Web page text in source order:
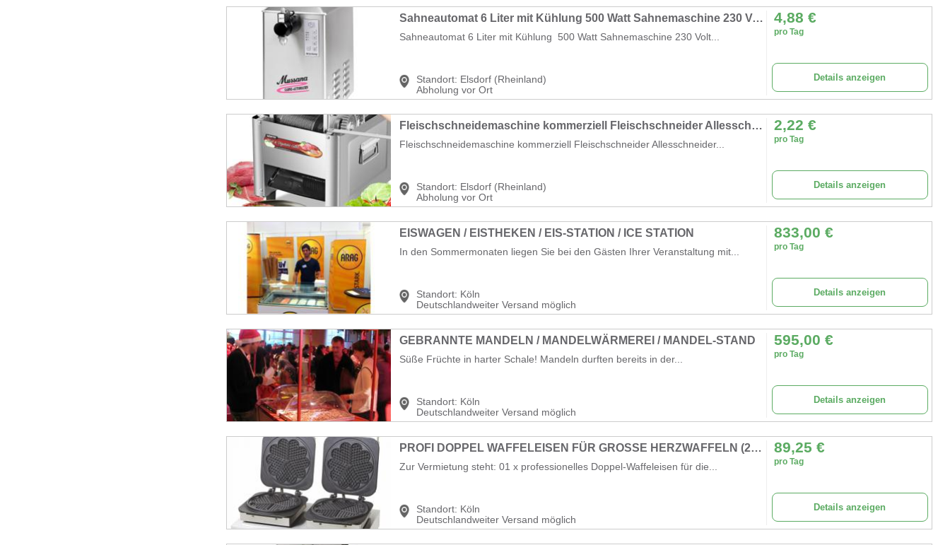
Sahneautomat 6 Liter mit Kühlung 500 Watt Sahnemaschine 230 Volt Profigerät Gastronomie 90 L/h
Sahneautomat 6 Liter mit Kühlung 500 Watt Sahnemaschine 230 Volt...
Standort: Elsdorf (Rheinland)
Abholung vor Ort
4,88 €
pro Tag
Details anzeigen
Fleischschneidemaschine kommerziell Fleischschneider Allesschneider schneiden zerteilen und würfeln
Fleischschneidemaschine kommerziell Fleischschneider Allesschneider...
Standort: Elsdorf (Rheinland)
Abholung vor Ort
2,22 €
pro Tag
Details anzeigen
EISWAGEN / EISTHEKEN / EIS-STATION / ICE STATION
In den Sommermonaten liegen Sie bei den Gästen Ihrer Veranstaltung mit...
Standort: Köln
Deutschlandweiter Versand möglich
833,00 €
pro Tag
Details anzeigen
GEBRANNTE MANDELN / MANDELWÄRMEREI / MANDEL-STAND
Süße Früchte in harter Schale! Mandeln durften bereits in der...
Standort: Köln
Deutschlandweiter Versand möglich
595,00 €
pro Tag
Details anzeigen
PROFI DOPPEL WAFFELEISEN FÜR GROSSE HERZWAFFELN (21 CM)
Zur Vermietung steht: 01 x professionelles Doppel-Waffeleisen für die...
Standort: Köln
Deutschlandweiter Versand möglich
89,25 €
pro Tag
Details anzeigen